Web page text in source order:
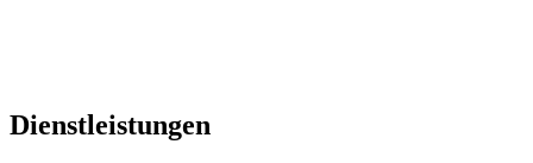
Dienstleistungen